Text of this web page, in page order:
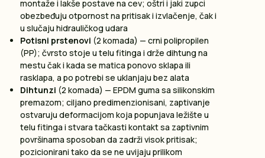
montaže i lakše postave na cev; oštri i jaki zupci
obezbeđuju otpornost na pritisak i izvlačenje, čak i
u slučaju hidrauličkog udara
Potisni prstenovi (2 komada) — crni polipropilen
(PP); čvrsto stoje u telu fitinga i drže dihtung na
mestu čak i kada se matica ponovo sklapa ili
rasklapa, a po potrebi se uklanjaju bez alata
Dihtunzi (2 komada) — EPDM guma sa silikonskim
premazom; ciljano predimenzionisani, zaptivanje
ostvaruju deformacijom koja popunjava ležište u
telu fitinga i stvara tačkasti kontakt sa zaptivnim
površinama sposoban da zadrži visok pritisak;
pozicionirani tako da se ne uvijaju prilikom